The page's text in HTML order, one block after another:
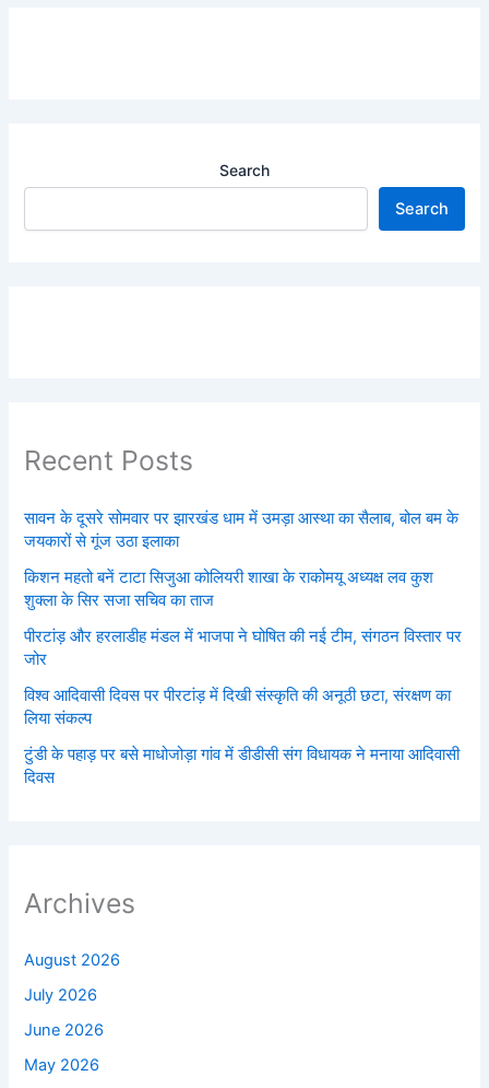
Search
Search
Recent Posts
सावन के दूसरे सोमवार पर झारखंड धाम में उमड़ा आस्था का सैलाब, बोल बम के
जयकारों से गूंज उठा इलाका
किशन महतो बनें टाटा सिजुआ कोलियरी शाखा के राकोमयू अध्यक्ष लव कुश
शुक्ला के सिर सजा सचिव का ताज
पीरटांड़ और हरलाडीह मंडल में भाजपा ने घोषित की नई टीम, संगठन विस्तार पर
जोर
विश्व आदिवासी दिवस पर पीरटांड़ में दिखी संस्कृति की अनूठी छटा, संरक्षण का
लिया संकल्प
टुंडी के पहाड़ पर बसे माधोजोड़ा गांव में डीडीसी संग विधायक ने मनाया आदिवासी
दिवस
Archives
August 2026
July 2026
June 2026
May 2026